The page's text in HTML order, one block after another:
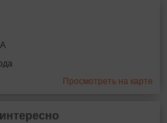
Просмотреть на карте